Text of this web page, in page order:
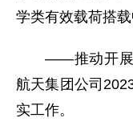
学类有效载荷搭
——推动开展
航天集团公司
实工作。